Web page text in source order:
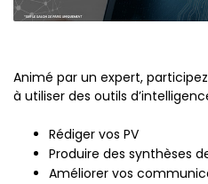
Animé par un expert,
à utiliser des outils
Rédiger vos PV
Produire des synthèses
Améliorer vos